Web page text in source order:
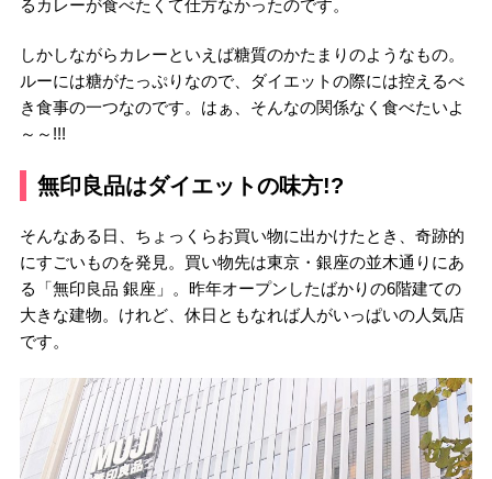
るカレーが食べたくて仕方なかったのです。
しかしながらカレーといえば糖質のかたまりのようなもの。
ルーには糖がたっぷりなので、ダイエットの際には控えるべ
き食事の一つなのです。はぁ、そんなの関係なく食べたいよ
～～!!!
無印良品はダイエットの味方!?
そんなある日、ちょっくらお買い物に出かけたとき、奇跡的
にすごいものを発見。買い物先は東京・銀座の並木通りにあ
る「無印良品 銀座」。昨年オープンしたばかりの6階建ての
大きな建物。けれど、休日ともなれば人がいっぱいの人気店
です。